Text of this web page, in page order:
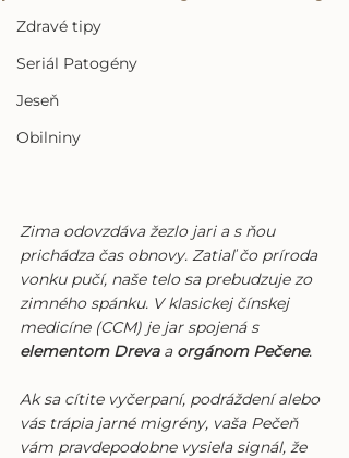
Zdravé tipy
Seriál Patogény
Jeseň
Obilniny
Zima odovzdáva žezlo jari a s ňou
prichádza čas obnovy. Zatiaľ čo príroda
vonku pučí, naše telo sa prebudzuje zo
zimného spánku. V klasickej čínskej
medicíne (CCM) je jar spojená s
elementom Dreva a orgánom Pečene.
Ak sa cítite vyčerpaní, podráždení alebo
vás trápia jarné migrény, vaša Pečeň
vám pravdepodobne vysiela signál, že